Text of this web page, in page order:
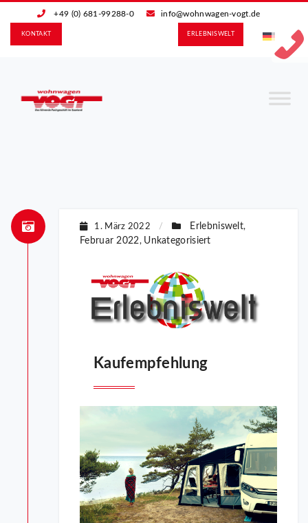
+49 (0) 681-99288-0 info@wohnwagen-vogt.de
ERLEBNIS­WELT
KONTAKT
1. März 2022 / Erlebniswelt,
Februar 2022, Unkategorisiert
Kaufempfehlung